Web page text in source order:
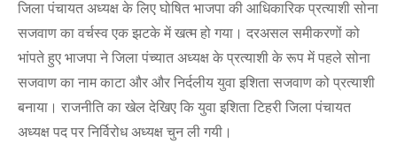
जिला पंचायत अध्यक्ष के लिए घोषित भाजपा की आधिकारिक प्रत्याशी सोना
सजवाण का वर्चस्व एक झटके में खत्म हो गया। दरअसल समीकरणों को
भांपते हुए भाजपा ने जिला पंच्यात अध्यक्ष के प्रत्याशी के रूप में पहले सोना
सजवाण का नाम काटा और और निर्दलीय युवा इशिता सजवाण को प्रत्याशी
बनाया। राजनीति का खेल देखिए कि युवा इशिता टिहरी जिला पंचायत
अध्यक्ष पद पर निर्विरोध अध्यक्ष चुन ली गयी।